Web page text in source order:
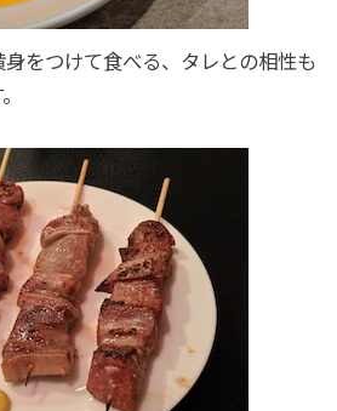
をつけて食べる、タレとの相性も